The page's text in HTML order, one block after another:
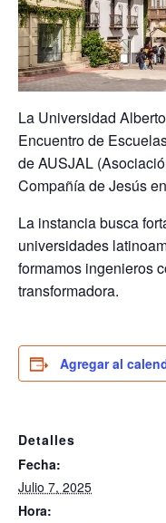
La Universidad
Encuentro de
de AUSJAL
Compañía de Jesús
La instancia busca
universidades
formamos ingenieros
transformadora.
Agregar al
Detalles
Fecha:
Julio 7, 2025
Hora: